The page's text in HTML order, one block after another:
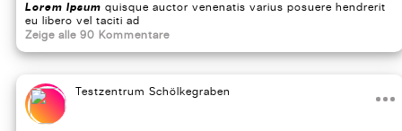
Lorem Ipsum quisque auctor venenatis varius posuere hendrerit
eu libero vel taciti ad
Zeige alle 90 Kommentare
Testzentrum Schölkegraben